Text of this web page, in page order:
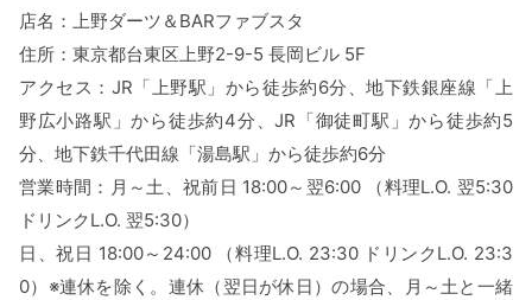
店名：上野ダーツ＆BARファブスタ
住所：東京都台東区上野2-9-5 長岡ビル 5F
アクセス：JR「上野駅」から徒歩約6分、地下鉄銀座線「上
野広小路駅」から徒歩約4分、JR「御徒町駅」から徒歩約5
分、地下鉄千代田線「湯島駅」から徒歩約6分
営業時間：月～土、祝前日 18:00～翌6:00 （料理L.O. 翌5:30
ドリンクL.O. 翌5:30）
日、祝日 18:00～24:00 （料理L.O. 23:30 ドリンクL.O. 23:3
0）※連休を除く。連休（翌日が休日）の場合、月～土と一緒